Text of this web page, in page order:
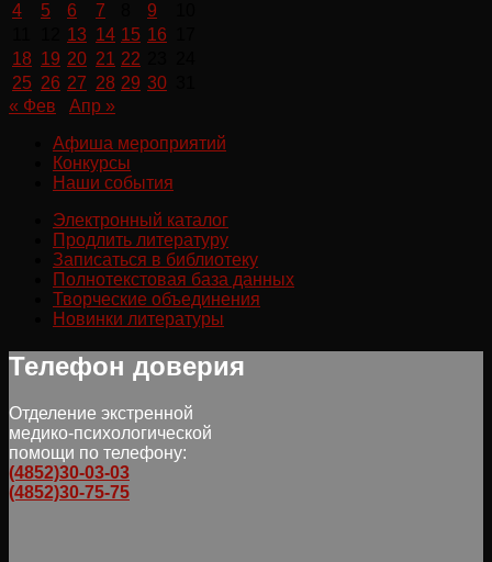
4
5 6 7 9
13 14 15 16
18 19 20 21 22
25 26 27 28 29 30
« Фев
Апр »
Афиша мероприятий
Конкурсы
Наши события
Электронный каталог
Продлить литературу
Записаться в библиотеку
Полнотекстовая база данных
Творческие объединения
Новинки литературы
Телефон доверия
Отделение экстренной
медико-психологической
помощи по телефону:
(4852)30-03-03
(4852)30-75-75